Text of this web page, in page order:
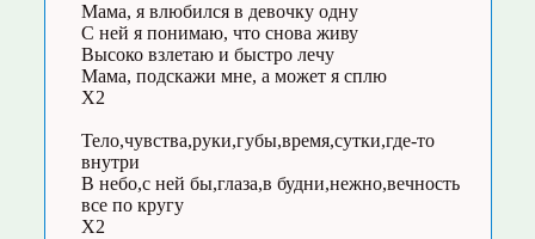
Мама, я влюбился в девочку одну
С ней я понимаю, что снова живу
Высоко взлетаю и быстро лечу
Мама, подскажи мне, а может я сплю
Х2
Тело,чувства,руки,губы,время,сутки,где-то
внутри
В небо,с ней бы,глаза,в будни,нежно,вечность
все по кругу
Х2